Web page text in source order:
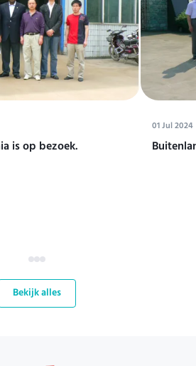
is op bezoek.
01 Jul 2024
Bekijk alles